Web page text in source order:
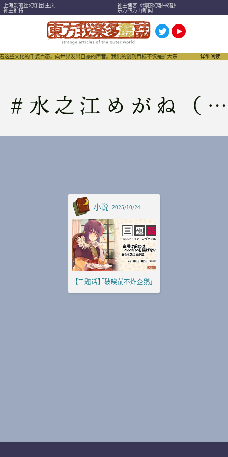
上海爱丽丝幻乐团 主页 神主博客《博丽幻想书谱》
神主推特 东方四方山新闻
文化的千姿百态，向世界发出自豪的声音。我们的创刊目标不仅是扩大东方Project，也希望
详细阅读
# 水之江めがね（中文）
小说 2025/10/24
【三题话】「破晓前不炸企鹅」